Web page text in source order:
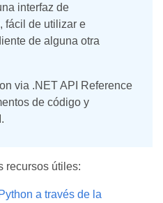
interfaz de
fácil de utilizar e
de alguna otra
via .NET API Reference
de código y
recursos útiles:
a través de la